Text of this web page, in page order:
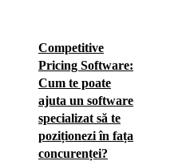
Competitive
Pricing Software:
Cum te poate
ajuta un software
specializat să te
poziționezi în fața
concurenței?